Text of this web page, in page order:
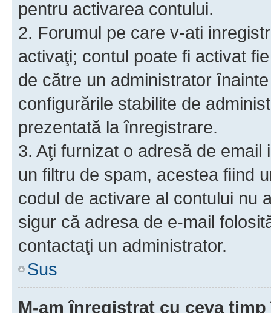
pentru activarea contului.
2. Forumul pe care v-ati
activaţi; contul poate fi activat
de către un administrator
configurările stabilite de
prezentată la înregistrare.
3. Aţi furnizat o adresă de
un filtru de spam, acestea fiind
codul de activare al contului nu
sigur că adresa de e-mail
contactaţi un administrator.
Sus
M-am înregistrat cu ceva